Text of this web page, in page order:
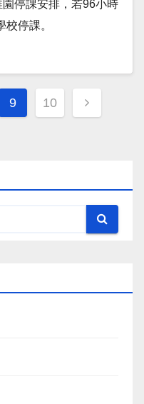
停課安排，若96小時
停課。
9 10